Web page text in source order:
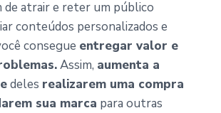
de atrair e reter um público
conteúdos personalizados e
consegue entregar valor e
Assim, aumenta a
deles realizarem uma compra
sua marca para outras